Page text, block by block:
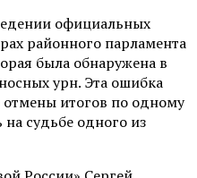
официальных
районного парламента
была обнаружена в
урн. Эта ошибка
отмены итогов по одному
на судьбе одного из